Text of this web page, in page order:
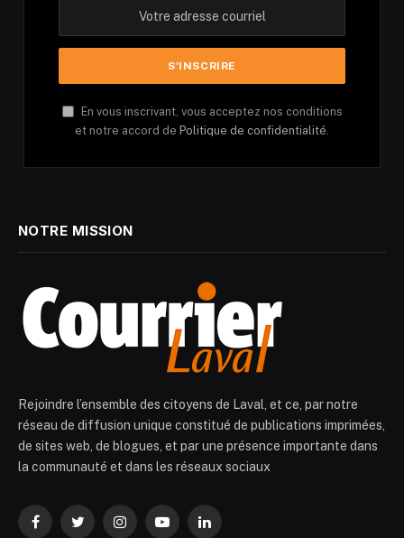
En vous inscrivant, vous acceptez nos conditions
et notre accord de Politique de confidentialité.
NOTRE MISSION
Rejoindre l’ensemble des citoyens de Laval, et ce, par notre
réseau de diffusion unique constitué de publications imprimées,
de sites web, de blogues, et par une présence importante dans
la communauté et dans les réseaux sociaux
FacebookTwitterInstagramYouTubeLinkedIn